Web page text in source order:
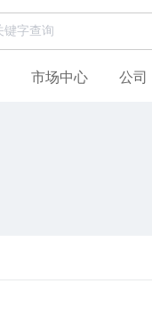
市场中心 公司